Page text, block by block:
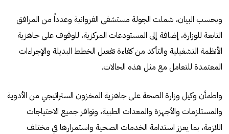
وبحسب البيان، شملت الجولة مستشفى الفروانية وعدداً من المرافق
التابعة للوزارة، إضافة إلى المستودعات المركزية، للوقوف على جاهزية
الأنظمة التشغيلية والتأكد من كفاءة تفعيل الخطط البديلة والإجراءات
المعتمدة للتعامل مع مثل هذه الحالات.
واطمأن وكيل وزارة الصحة على جاهزية المخزون الستراتيجي من الأدوية
والمستلزمات والأجهزة والمعدات الطبية، وتوافر جميع الاحتياجات
اللازمة، بما يعزز استدامة الخدمات الصحية واستمرارها في مختلف